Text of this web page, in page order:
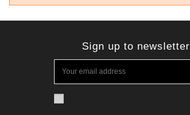
Sign up to newsletter